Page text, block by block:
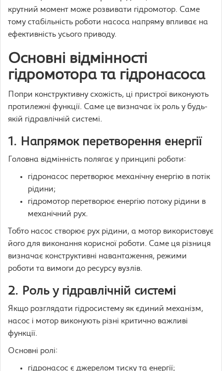
крутний момент може розвивати гідромотор. Саме
тому стабільність роботи насоса напряму впливає на
ефективність усього приводу.
Основні відмінності
гідромотора та гідронасоса
Попри конструктивну схожість, ці пристрої виконують
протилежні функції. Саме це визначає їх роль у будь-
якій гідравлічній системі.
1. Напрямок перетворення енергії
Головна відмінність полягає у принципі роботи:
гідронасос перетворює механічну енергію в потік
рідини;
гідромотор перетворює енергію потоку рідини в
механічний рух.
Тобто насос створює рух рідини, а мотор використовує
його для виконання корисної роботи. Саме ця різниця
визначає конструктивні навантаження, режими
роботи та вимоги до ресурсу вузлів.
2. Роль у гідравлічній системі
Якщо розглядати гідросистему як єдиний механізм,
насос і мотор виконують різні критично важливі
функції.
Основні ролі:
гідронасос є джерелом тиску та енергії;